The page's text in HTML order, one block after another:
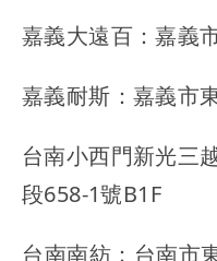
嘉義大遠百：嘉義
嘉義耐斯：嘉義市
台南小西門新光三
段658-1號B1F
台南南紡：台南市